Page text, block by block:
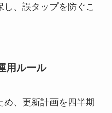
、誤タップを防ぐこ
用ルール
め、更新計画を四半期